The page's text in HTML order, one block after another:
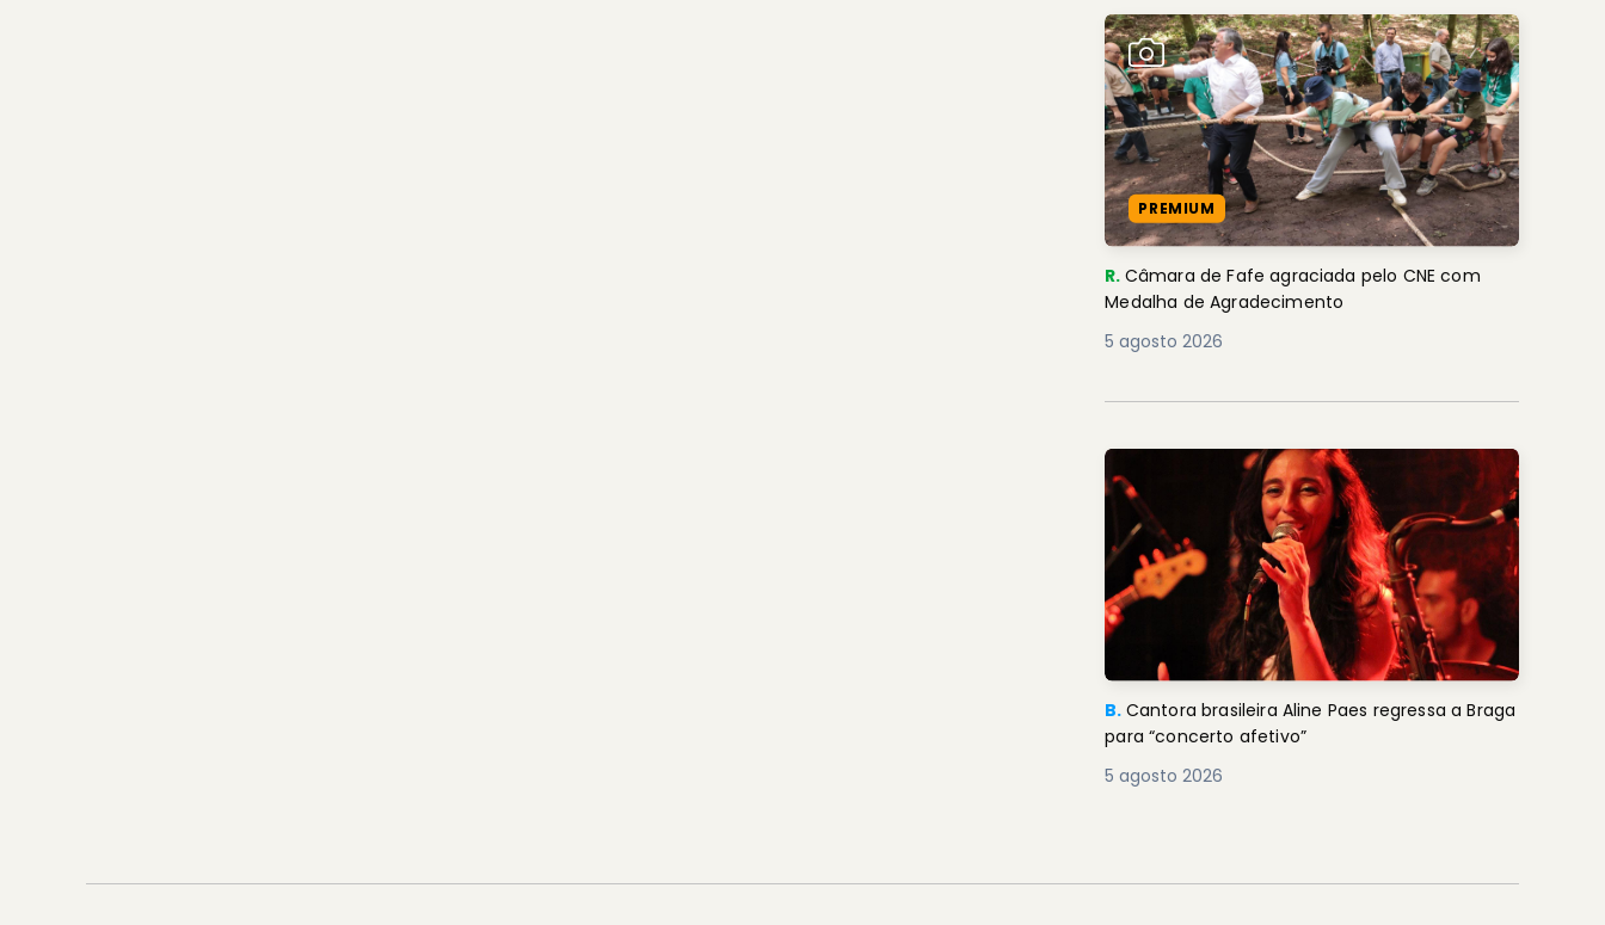
PREMIUM
R. Câmara de Fafe agraciada pelo CNE com
Medalha de Agradecimento
5 agosto 2026
B. Cantora brasileira Aline Paes regressa a Braga
para “concerto afetivo”
5 agosto 2026